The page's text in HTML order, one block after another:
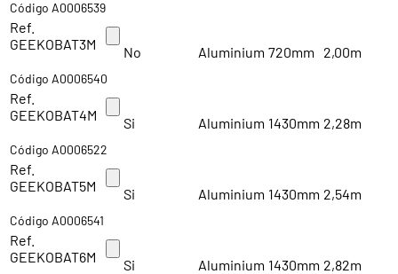
Código A0006539
Ref.
GEEKOBAT3M
Código A0006540
No Aluminium 720mm 2,00m
Ref.
GEEKOBAT4M
Código A0006522
Si Aluminium 1430mm 2,28m
Ref.
GEEKOBAT5M
Código A0006541
Si Aluminium 1430mm 2,54m
Ref.
GEEKOBAT6M
Si Aluminium 1430mm 2,82m